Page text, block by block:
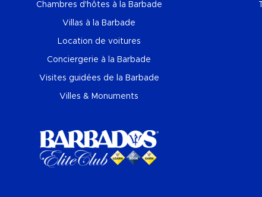
Chambres d'hôtes à la Barbade
Villas à la Barbade
Location de voitures
Conciergerie à la Barbade
Visites guidées de la Barbade
Villes & Monuments